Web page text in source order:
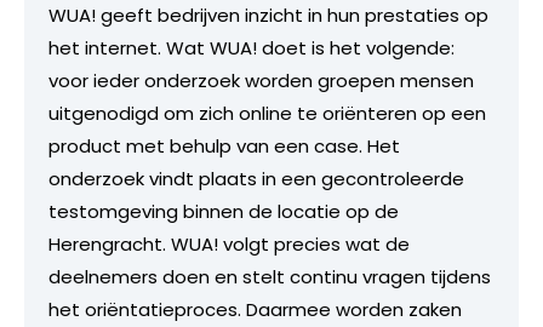
WUA! geeft bedrijven inzicht in hun prestaties op
het internet. Wat WUA! doet is het volgende:
voor ieder onderzoek worden groepen mensen
uitgenodigd om zich online te oriënteren op een
product met behulp van een case. Het
onderzoek vindt plaats in een gecontroleerde
testomgeving binnen de locatie op de
Herengracht. WUA! volgt precies wat de
deelnemers doen en stelt continu vragen tijdens
het oriëntatieproces. Daarmee worden zaken